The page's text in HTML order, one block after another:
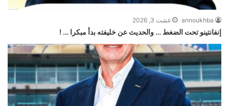
annoukhba غشت 3, 2026
إنفانتينو تحت الضغط … والحديث عن خليفته بدأ مبكرا … !